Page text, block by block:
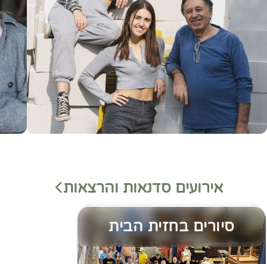
אירועים סדנאות והרצאות
סיורים בחזית הבית